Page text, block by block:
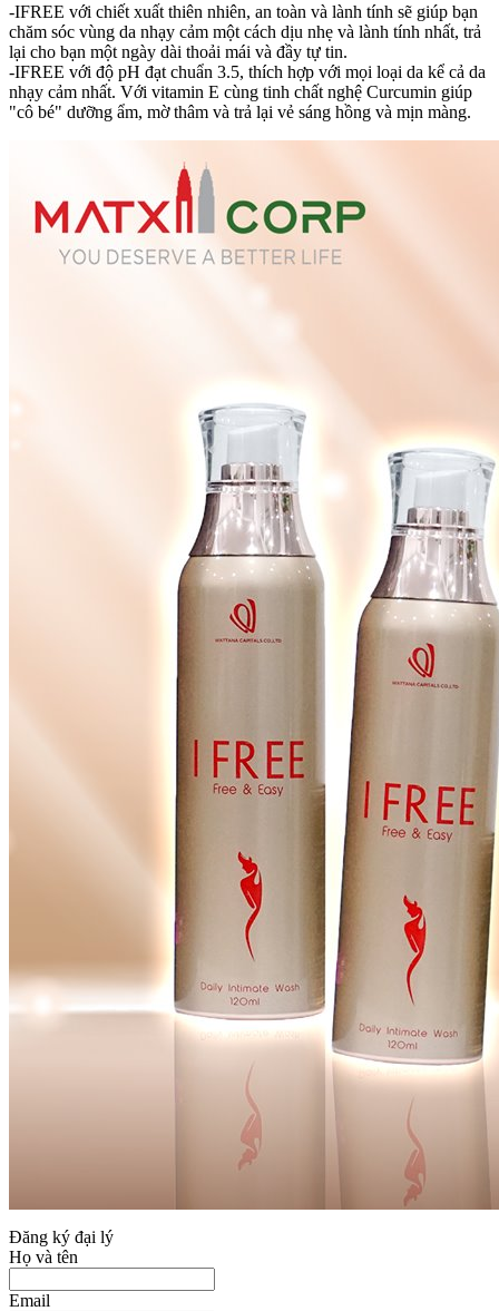
-IFREE với chiết xuất thiên nhiên, an toàn và lành tính sẽ giúp bạn
chăm sóc vùng da nhạy cảm một cách dịu nhẹ và lành tính nhất, trả
lại cho bạn một ngày dài thoải mái và đầy tự tin.
-IFREE với độ pH đạt chuẩn 3.5, thích hợp với mọi loại da kể cả da
nhạy cảm nhất. Với vitamin E cùng tinh chất nghệ Curcumin giúp
"cô bé" dưỡng ẩm, mờ thâm và trả lại vẻ sáng hồng và mịn màng.
Đăng ký đại lý
Họ và tên
Email